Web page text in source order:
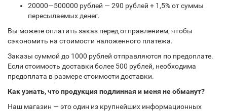
20000—500000 рублей — 290 рублей + 1,5% от суммы
пересылаемых денег.
Вы можете оплатить заказ перед отправлением, чтобы
сэкономить на стоимости наложенного платежа.
Заказы суммой до 1000 рублей отправляются по предоплате.
Если стоимость доставки более 500 рублей, необходима
предоплата в размере стоимости доставки.
Как узнать, что продукция подлинная и меня не обманут?
Наш магазин — это один из крупнейших информационных